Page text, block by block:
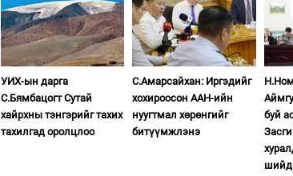
УИХ-ын дарга
С.Бямбацогт Сутай
хайрхны тэнгэрийг тахих
тахилгад оролцлоо
С.Амарсайхан: Иргэдийг
хохироосон ААН-ийн
нуугтмал хөрөнгийг
битүүмжлэнэ
буй